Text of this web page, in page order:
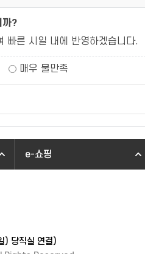
까?
빠른 시일 내에 반영하겠습니다.
매우 불만족
e-쇼핑
당직실 연결)